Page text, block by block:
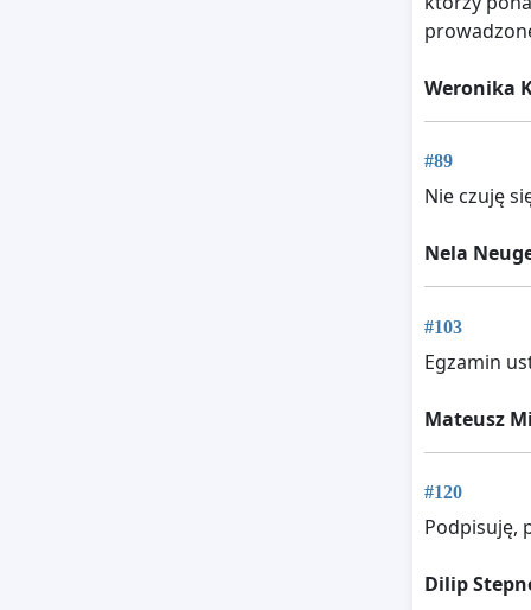
Weronika
#89
Nie czuję
Nela
#103
Egzamin
Mateusz
#120
Podpisuję,
Dilip